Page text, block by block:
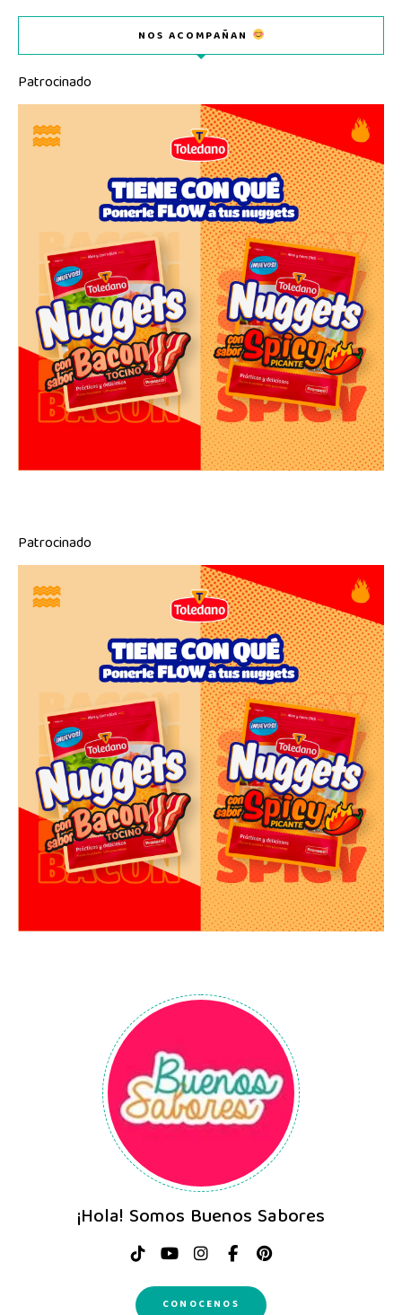
NOS ACOMPAÑAN
Patrocinado
Patrocinado
¡Hola! Somos Buenos Sabores
CONOCENOS